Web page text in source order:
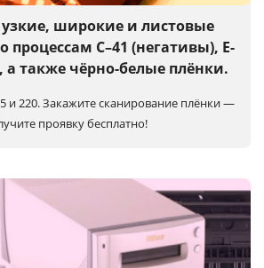
широкие и листовые
процессам C–41 (негативы), E-
а также чёрно-белые плёнки.
и 220.Закажите сканирование плёнки —
проявку бесплатно!